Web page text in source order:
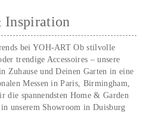
Inspiration
bei YOH‑ART Ob stilvolle
trendige Accessoires – unsere
Zuhause und Deinen Garten in eine
Messen in Paris, Birmingham,
die spannendsten Home & Garden
unserem Showroom in Duisburg